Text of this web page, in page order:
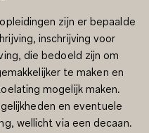
zijn er bepaalde
inschrijving voor
die bedoeld zijn om
te maken en
mogelijk maken.
en eventuele
wellicht via een decaan.